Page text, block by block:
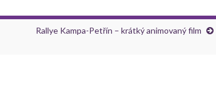
Rallye Kampa-Petřín – krátký animovaný film